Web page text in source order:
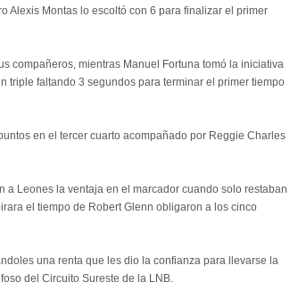
Alexis Montas lo escoltó con 6 para finalizar el primer
compañeros, mientras Manuel Fortuna tomó la iniciativa
triple faltando 3 segundos para terminar el primer tiempo
en el tercer cuarto acompañado por Reggie Charles
a Leones la ventaja en el marcador cuando solo restaban
el tiempo de Robert Glenn obligaron a los cinco
una renta que les dio la confianza para llevarse la
del Circuito Sureste de la LNB.